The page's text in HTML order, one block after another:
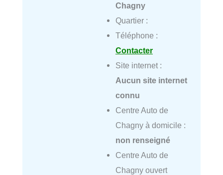
Chagny
Quartier :
Téléphone :
Contacter
Site internet :
Aucun site internet
connu
Centre Auto de
Chagny à domicile :
non renseigné
Centre Auto de
Chagny ouvert